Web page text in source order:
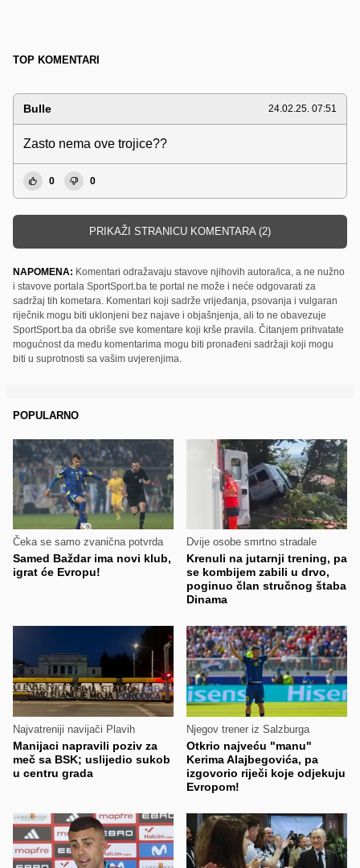
TOP KOMENTARI
Bulle 24.02.25. 07:51
Zasto nema ove trojice??
0 0
PRIKAŽI STRANICU KOMENTARA (2)
NAPOMENA: Komentari odražavaju stavove njihovih autora/ica, a ne nužno
i stavove portala SportSport.ba te portal ne može i neće odgovarati za
sadržaj tih kometara. Komentari koji sadrže vrijeđanja, psovanja i vulgaran
riječnik mogu biti uklonjeni bez najave i objašnjenja, ali to ne obavezuje
SportSport.ba da obriše sve komentare koji krše pravila. Čitanjem prihvatate
mogućnost da među komentarima mogu biti pronađeni sadržaji koji mogu
biti u suprotnosti sa vašim uvjerenjima.
POPULARNO
Čeka se samo zvanična potvrda
Samed Baždar ima novi klub,
igrat će Evropu!
Dvije osobe smrtno stradale
Krenuli na jutarnji trening, pa
se kombijem zabili u drvo,
poginuo član stručnog štaba
Dinama
Najvatreniji navijači Plavih
Manijaci napravili poziv za
meč sa BSK; uslijedio sukob
u centru grada
Njegov trener iz Salzburga
Otkrio najveću "manu"
Kerima Alajbegovića, pa
izgovorio riječi koje odjekuju
Evropom!